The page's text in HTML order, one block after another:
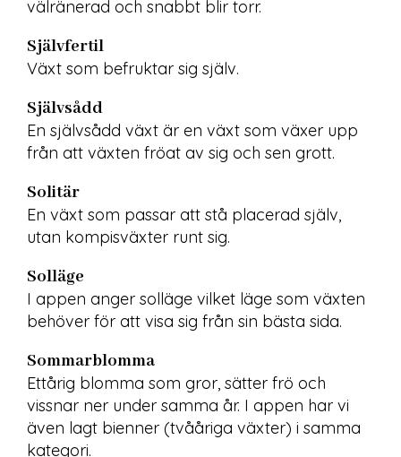
välränerad och snabbt blir torr.
Självfertil
Växt som befruktar sig själv.
Självsådd
En självsådd växt är en växt som växer upp
från att växten fröat av sig och sen grott.
Solitär
En växt som passar att stå placerad själv,
utan kompisväxter runt sig.
Solläge
I appen anger solläge vilket läge som växten
behöver för att visa sig från sin bästa sida.
Sommarblomma
Ettårig blomma som gror, sätter frö och
vissnar ner under samma år. I appen har vi
även lagt bienner (tvååriga växter) i samma
kategori.